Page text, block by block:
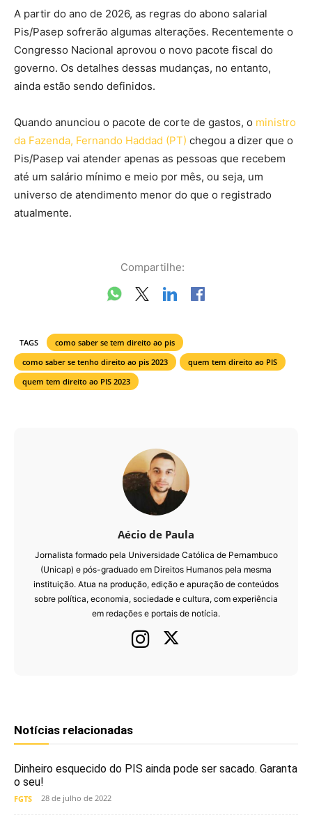
A partir do ano de 2026, as regras do abono salarial
Pis/Pasep sofrerão algumas alterações. Recentemente o
Congresso Nacional aprovou o novo pacote fiscal do
governo. Os detalhes dessas mudanças, no entanto,
ainda estão sendo definidos.
Quando anunciou o pacote de corte de gastos, o ministro
da Fazenda, Fernando Haddad (PT) chegou a dizer que o
Pis/Pasep vai atender apenas as pessoas que recebem
até um salário mínimo e meio por mês, ou seja, um
universo de atendimento menor do que o registrado
atualmente.
Compartilhe:
TAGS
como saber se tem direito ao pis
como saber se tenho direito ao pis 2023
quem tem direito ao PIS
quem tem direito ao PIS 2023
Aécio de Paula
Jornalista formado pela Universidade Católica de Pernambuco
(Unicap) e pós-graduado em Direitos Humanos pela mesma
instituição. Atua na produção, edição e apuração de conteúdos
sobre política, economia, sociedade e cultura, com experiência
em redações e portais de notícia.
Notícias relacionadas
Dinheiro esquecido do PIS ainda pode ser sacado. Garanta
o seu!
FGTS 28 de julho de 2022